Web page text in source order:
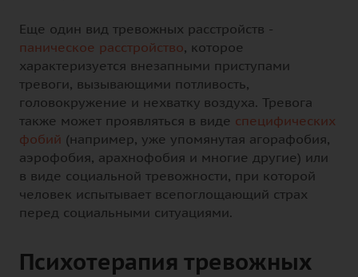
Еще один вид тревожных расстройств -
паническое расстройство, которое
характеризуется внезапными приступами
тревоги, вызывающими потливость,
головокружение и нехватку воздуха. Тревога
также может проявляться в виде специфических
фобий (например, уже упомянутая агорафобия,
аэрофобия, арахнофобия и многие другие) или
в виде социальной тревожности, при которой
человек испытывает всепоглощающий страх
перед социальными ситуациями.
Психотерапия тревожных